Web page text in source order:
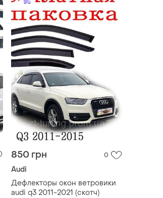
850 грн 0
Audi
Дефлекторы окон ветровики
audi q3 2011-2021 (скотч)